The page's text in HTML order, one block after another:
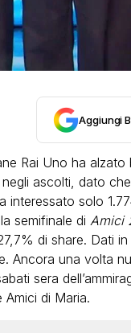
Aggiungi
Rai Uno ha
ascolti, dato
interessato solo
semifinale di Amici
di share. Dati
Ancora una volta
sera
Amici di Maria.
Star, la festa